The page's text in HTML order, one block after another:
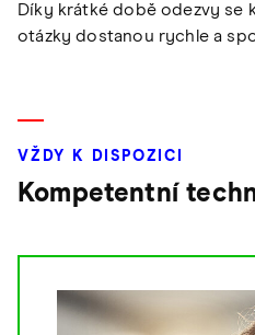
Díky krátké době odezvy se
otázky dostanou rychle a
VŽDY K DISPOZICI
Kompetentní